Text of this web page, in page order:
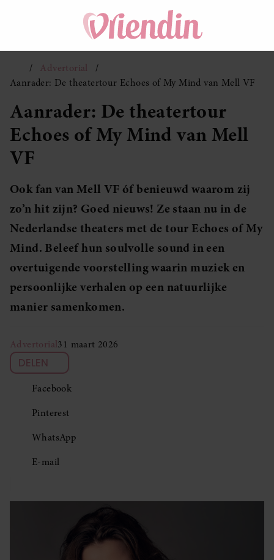
Advertorial
Aanrader: De theatertour Echoes of My Mind van Mell VF
Aanrader: De theatertour
Echoes of My Mind van Mell
VF
Ook fan van Mell VF óf benieuwd waarom zij
zo’n hit zijn? Goed nieuws! Ze staan nu in de
Nederlandse theaters met de tour Echoes of My
Mind. Beleef hun soulvolle sound in een
overtuigende voorstelling waarin muziek en
persoonlijke verhalen op een natuurlijke
manier samenkomen.
Advertorial31 maart 2026
DELEN
Facebook
Pinterest
WhatsApp
E-mail